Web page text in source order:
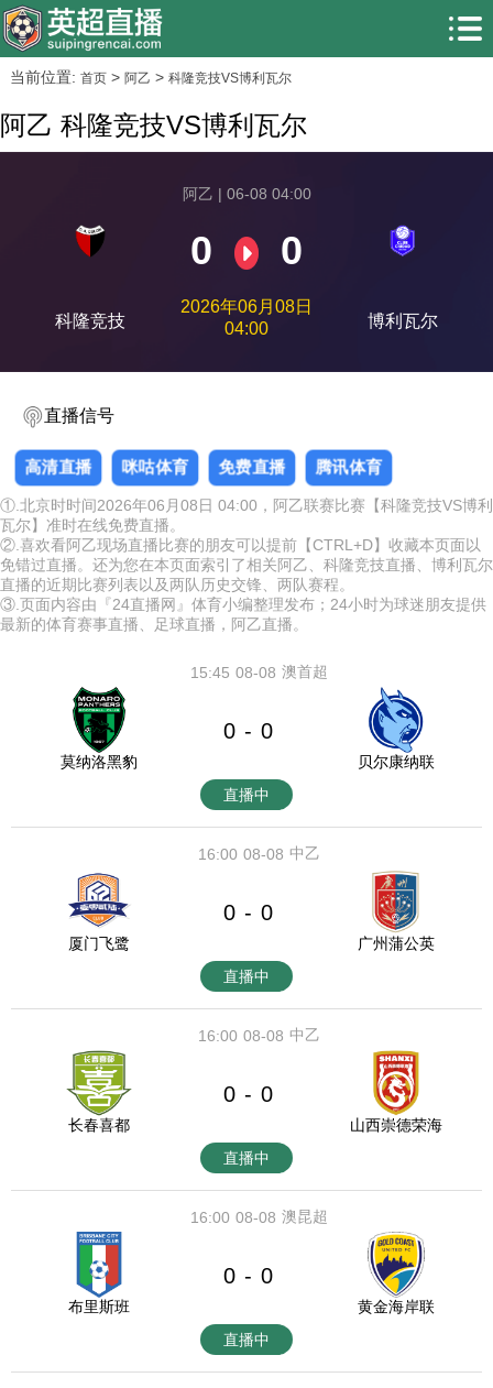
当前位置: 首页> 阿乙 > 科隆竞技VS博利瓦尔
阿乙 科隆竞技VS博利瓦尔
科隆竞技
阿乙 | 06-08 04:00
0 0
2026年06月08日
04:00
博利瓦尔
直播信号
高清直播 咪咕体育 免费直播 腾讯体育
①.北京时时间2026年06月08日 04:00，阿乙联赛比赛【科隆竞技VS博利
瓦尔】准时在线免费直播。
②.喜欢看阿乙现场直播比赛的朋友可以提前【CTRL+D】收藏本页面以
免错过直播。还为您在本页面索引了相关阿乙、科隆竞技直播、博利瓦尔
直播的近期比赛列表以及两队历史交锋、两队赛程。
③.页面内容由『24直播网』体育小编整理发布；24小时为球迷朋友提供
最新的体育赛事直播、足球直播，阿乙直播。
08-08
15:45 澳首超
莫纳洛黑豹
0 - 0
贝尔康纳联
直播中
08-08
16:00 中乙
厦门飞鹭
0 - 0
广州蒲公英
直播中
08-08
16:00 中乙
长春喜都
0 - 0
山西崇德荣海
直播中
08-08
16:00 澳昆超
布里斯班
0 - 0
黄金海岸联
直播中